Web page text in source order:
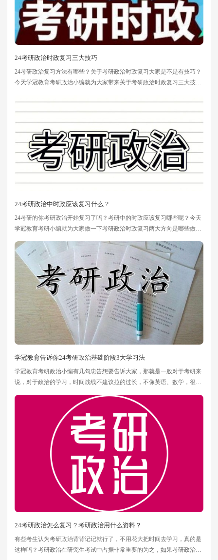
一个个体，但联系起来就是一个整体。那么问题来了，考研政治复习中我
们应该如何形成自己的知识网呢?
24考研政治时政复习三大技巧
24考研政治复习方法有哪些？关于考研政治时政复习大家是不是有技巧？
今天学冠教育考研政治小编就为大家带来关于考研政治时政复习三大技
24考研政治中时政应该复习什么？
24考研的你考研政治开始复习了吗？考研中的时政应该复习哪些呢？今天
学冠教育考研小编就为大家做一下考研政治时政复习两大方向是哪些做一
学冠教育告诉你24考研政治基础阶段3大学习法
学冠教育考研政治小编有几句忠告想要告诉大家，那就是一般对于考研来
说，对于政治的学习，时间战线不建议拉的过长，不像英语、数学，很多
是年前9月份，一直到年后6月份，这是基础阶段。如果你之前没开始，那
么也别纠结过去了，好好从现在开始就要着手准备了。
24考研政治怎么复习？考研政治用什么资料？
有些考生认为考研政治背背记记就行了，不用花大把时间去学习，真的是
这样吗？考研政治在研究生考试中占据非常重要的为之，如果考研政治达